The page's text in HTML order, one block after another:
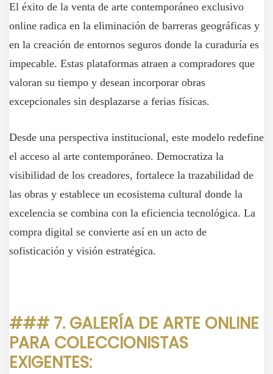
El éxito de la venta de arte contemporáneo exclusivo
online radica en la eliminación de barreras geográficas y
en la creación de entornos seguros donde la curaduría es
impecable. Estas plataformas atraen a compradores que
valoran su tiempo y desean incorporar obras
excepcionales sin desplazarse a ferias físicas.
Desde una perspectiva institucional, este modelo redefine
el acceso al arte contemporáneo. Democratiza la
visibilidad de los creadores, fortalece la trazabilidad de
las obras y establece un ecosistema cultural donde la
excelencia se combina con la eficiencia tecnológica. La
compra digital se convierte así en un acto de
sofisticación y visión estratégica.
### 7. GALERÍA DE ARTE ONLINE
PARA COLECCIONISTAS
EXIGENTES: